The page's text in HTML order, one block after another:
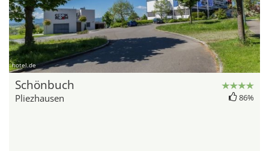
hotel.de
Schönbuch
Pliezhausen 86%